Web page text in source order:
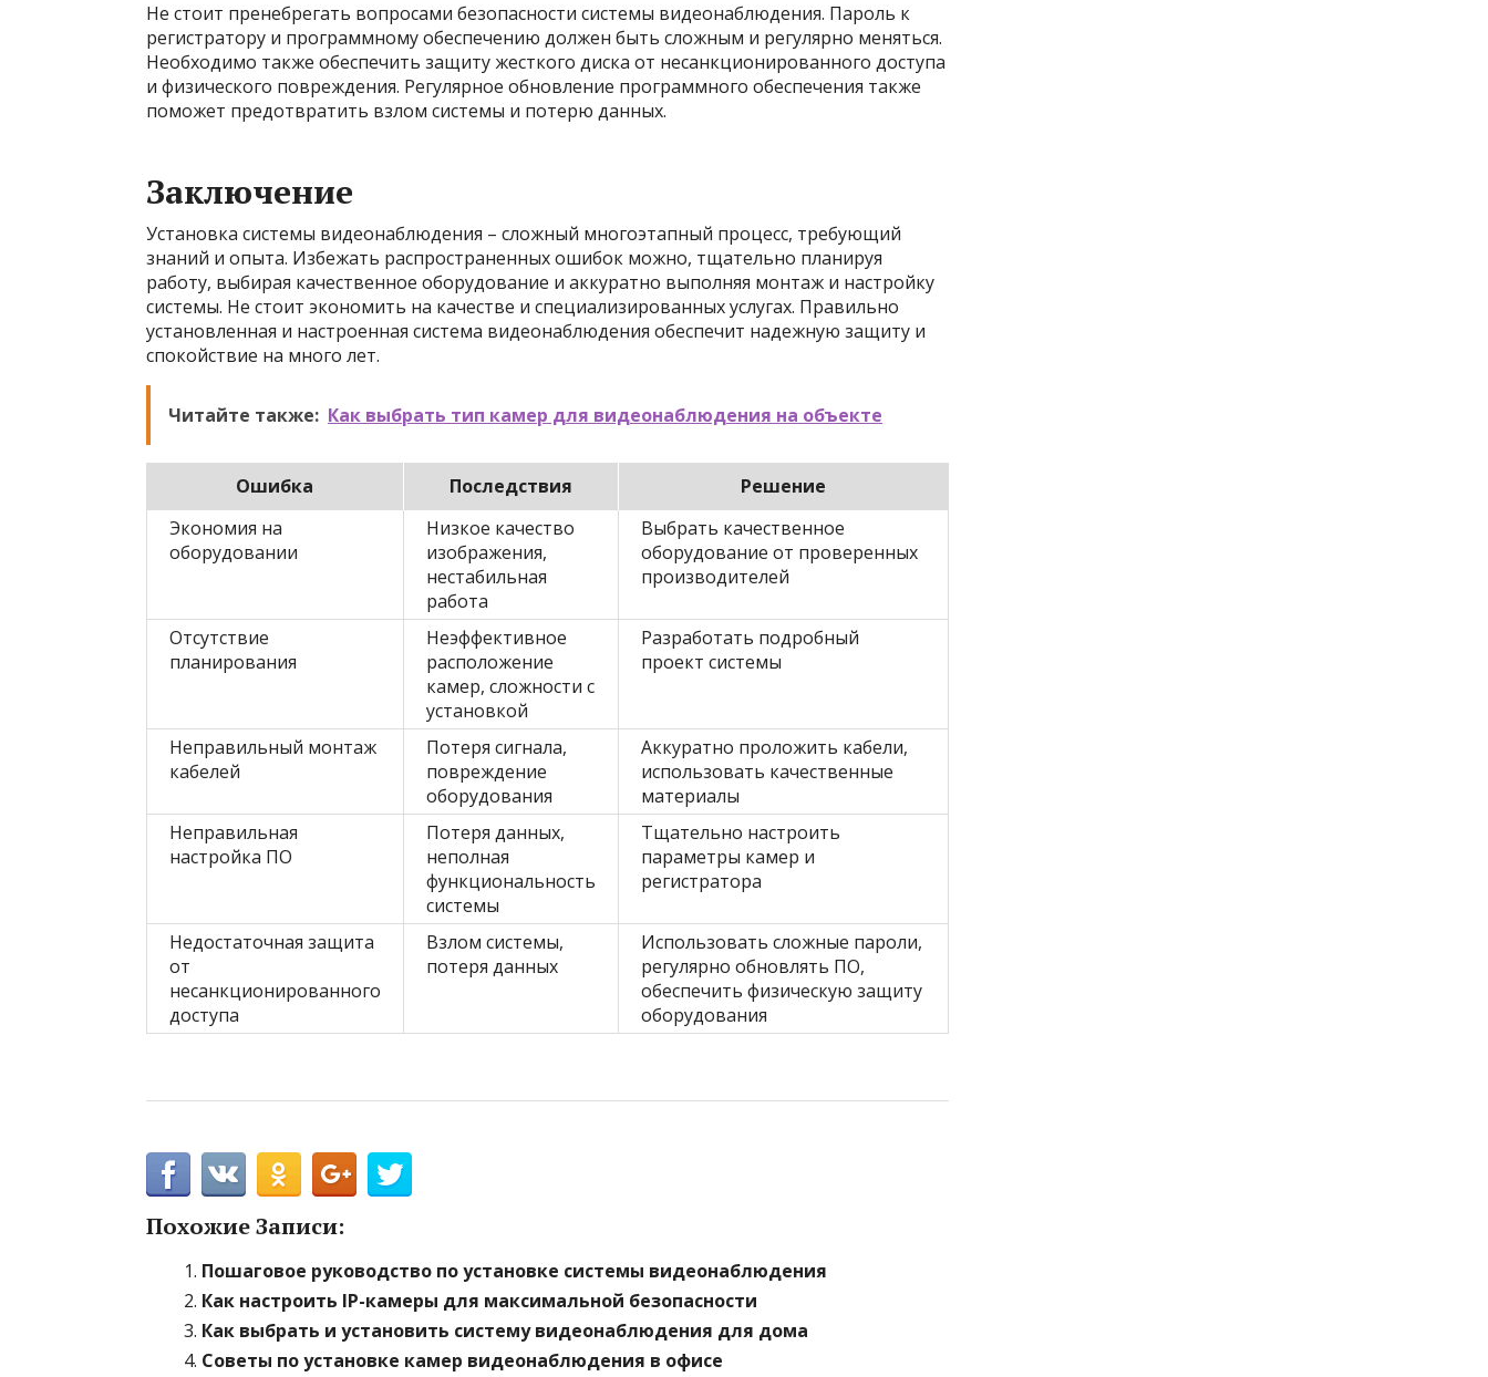
Не стоит пренебрегать вопросами безопасности системы видеонаблюдения. Пароль к
регистратору и программному обеспечению должен быть сложным и регулярно меняться.
Необходимо также обеспечить защиту жесткого диска от несанкционированного доступа
и физического повреждения. Регулярное обновление программного обеспечения также
поможет предотвратить взлом системы и потерю данных.
Заключение
Установка системы видеонаблюдения – сложный многоэтапный процесс, требующий
знаний и опыта. Избежать распространенных ошибок можно, тщательно планируя
работу, выбирая качественное оборудование и аккуратно выполняя монтаж и настройку
системы. Не стоит экономить на качестве и специализированных услугах. Правильно
установленная и настроенная система видеонаблюдения обеспечит надежную защиту и
спокойствие на много лет.
Читайте также: Как выбрать тип камер для видеонаблюдения на объекте
Ошибка Последствия
Решение
Экономия на
оборудовании
Низкое качество
изображения,
нестабильная
работа
Выбрать качественное
оборудование от проверенных
производителей
Отсутствие
планирования
Неэффективное
расположение
камер, сложности с
установкой
Разработать подробный
проект системы
Неправильный монтаж
кабелей
Потеря сигнала,
повреждение
оборудования
Аккуратно проложить кабели,
использовать качественные
материалы
Неправильная
настройка ПО
Потеря данных,
неполная
функциональность
системы
Тщательно настроить
параметры камер и
регистратора
Недостаточная защита
от
несанкционированного
доступа
Взлом системы,
потеря данных
Использовать сложные пароли,
регулярно обновлять ПО,
обеспечить физическую защиту
оборудования
Похожие Записи:
Пошаговое руководство по установке системы видеонаблюдения
Как настроить IP-камеры для максимальной безопасности
Как выбрать и установить систему видеонаблюдения для дома
Советы по установке камер видеонаблюдения в офисе